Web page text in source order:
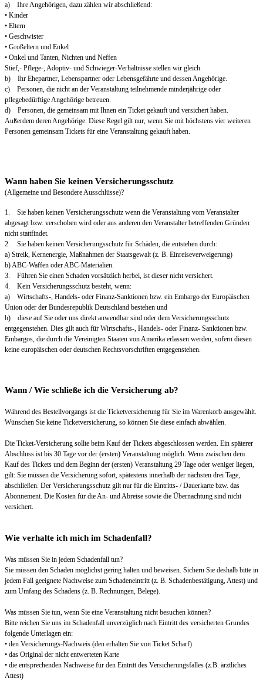
a) Ihre Angehörigen, dazu zählen wir abschließend:
• Kinder
• Eltern
• Geschwister
• Großeltern und Enkel
• Onkel und Tanten, Nichten und Neffen
Stief,- Pflege-, Adoptiv- und Schwieger-Verhältnisse stellen wir gleich.
b) Ihr Ehepartner, Lebenspartner oder Lebensgefährte und dessen Angehörige.
c) Personen, die nicht an der Veranstaltung teilnehmende minderjährige oder
pflegebedürftige Angehörige betreuen.
d) Personen, die gemeinsam mit Ihnen ein Ticket gekauft und versichert haben.
Außerdem deren Angehörige. Diese Regel gilt nur, wenn Sie mit höchstens vier weiteren
Personen gemeinsam Tickets für eine Veranstaltung gekauft haben.
Wann haben Sie keinen Versicherungsschutz
(Allgemeine und Besondere Ausschlüsse)?
1. Sie haben keinen Versicherungsschutz wenn die Veranstaltung vom Veranstalter
abgesagt bzw. verschoben wird oder aus anderen den Veranstalter betreffenden Gründen
nicht stattfindet.
2. Sie haben keinen Versicherungsschutz für Schäden, die entstehen durch:
a) Streik, Kernenergie, Maßnahmen der Staatsgewalt (z. B. Einreiseverweigerung)
b) ABC-Waffen oder ABC-Materialien.
3. Führen Sie einen Schaden vorsätzlich herbei, ist dieser nicht versichert.
4. Kein Versicherungsschutz besteht, wenn:
a) Wirtschafts-, Handels- oder Finanz-Sanktionen bzw. ein Embargo der Europäischen
Union oder der Bundesrepublik Deutschland bestehen und
b) diese auf Sie oder uns direkt anwendbar sind oder dem Versicherungsschutz
entgegenstehen. Dies gilt auch für Wirtschafts-, Handels- oder Finanz- Sanktionen bzw.
Embargos, die durch die Vereinigten Staaten von Amerika erlassen werden, sofern diesen
keine europäischen oder deutschen Rechtsvorschriften entgegenstehen.
Wann / Wie schließe ich die Versicherung ab?
Während des Bestellvorgangs ist die Ticketversicherung für Sie im Warenkorb ausgewählt.
Wünschen Sie keine Ticketversicherung, so können Sie diese einfach abwählen.
Die Ticket-Versicherung sollte beim Kauf der Tickets abgeschlossen werden. Ein späterer
Abschluss ist bis 30 Tage vor der (ersten) Veranstaltung möglich. Wenn zwischen dem
Kauf des Tickets und dem Beginn der (ersten) Veranstaltung 29 Tage oder weniger liegen,
gilt: Sie müssen die Versicherung sofort, spätestens innerhalb der nächsten drei Tage,
abschließen. Der Versicherungsschutz gilt nur für die Eintritts- / Dauerkarte bzw. das
Abonnement. Die Kosten für die An- und Abreise sowie die Übernachtung sind nicht
versichert.
Wie verhalte ich mich im Schadenfall?
Was müssen Sie in jedem Schadenfall tun?
Sie müssen den Schaden möglichst gering halten und beweisen. Sichern Sie deshalb bitte in
jedem Fall geeignete Nachweise zum Schadeneintritt (z. B. Schadenbestätigung, Attest) und
zum Umfang des Schadens (z. B. Rechnungen, Belege).
Was müssen Sie tun, wenn Sie eine Veranstaltung nicht besuchen können?
Bitte reichen Sie uns im Schadenfall unverzüglich nach Eintritt des versicherten Grundes
folgende Unterlagen ein:
• den Versicherungs-Nachweis (den erhalten Sie von Ticket Scharf)
• das Original der nicht entwerteten Karte
• die entsprechenden Nachweise für den Eintritt des Versicherungsfalles (z.B. ärztliches
Attest)